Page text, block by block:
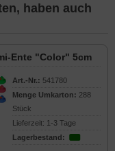
haben auch
Ente "Color" 5cm
Art.-Nr.: 541780
Menge Umkarton: 288
Stück
Lieferzeit: 1-3 Tage
Lagerbestand: